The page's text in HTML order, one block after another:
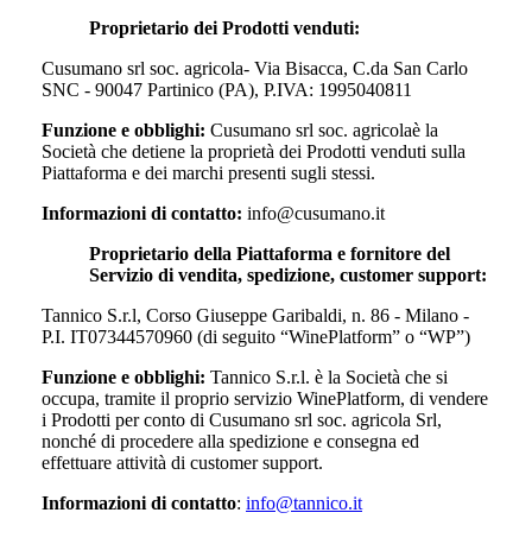
Proprietario dei Prodotti venduti:
Cusumano srl soc. agricola- Via Bisacca, C.da San Carlo
SNC - 90047 Partinico (PA), P.IVA: 1995040811
Funzione e obblighi: Cusumano srl soc. agricolaè la
Società che detiene la proprietà dei Prodotti venduti sulla
Piattaforma e dei marchi presenti sugli stessi.
Informazioni di contatto: info@cusumano.it
Proprietario della Piattaforma e fornitore del
Servizio di vendita, spedizione, customer support:
Tannico S.r.l, Corso Giuseppe Garibaldi, n. 86 - Milano -
P.I. IT07344570960 (di seguito “WinePlatform” o “WP”)
Funzione e obblighi: Tannico S.r.l. è la Società che si
occupa, tramite il proprio servizio WinePlatform, di vendere
i Prodotti per conto di Cusumano srl soc. agricola Srl,
nonché di procedere alla spedizione e consegna ed
effettuare attività di customer support.
Informazioni di contatto: info@tannico.it